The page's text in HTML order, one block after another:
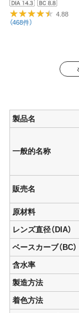
4.88
（468件）
製品名
一般的名称
販売名
原材料
レンズ直径（DIA）
ベースカーブ（BC）
含水率
製造方法
着色方法